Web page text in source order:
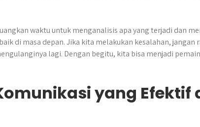
waktu untuk menganalisis apa yang terjadi dan
di masa depan. Jika kita melakukan kesalahan, jangan
lagi. Dengan begitu, kita bisa menjadi
yang Efektif